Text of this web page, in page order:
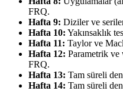
FRQ.
Hafta 9: Diziler ve
Hafta 10: Yakınsaklık
Hafta 11: Taylor ve
Hafta 12: Parametrik
FRQ.
Hafta 13: Tam süreli
Hafta 14: Tam süreli